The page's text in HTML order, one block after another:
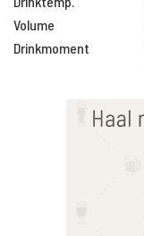
Volume
Drinkmoment